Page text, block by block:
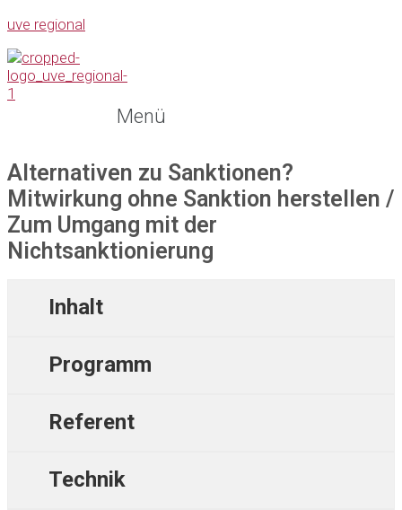
uve regional
Menü
Alternativen zu Sanktionen?
Mitwirkung ohne Sanktion herstellen /
Zum Umgang mit der
Nichtsanktionierung
Inhalt
Programm
Referent
Technik